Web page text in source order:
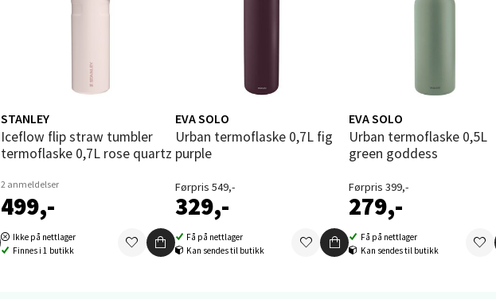
STANLEY
Iceflow flip straw tumbler
termoflaske 0,7L rose quartz
2 anmeldelser
499,-
Ikke på nettlager
Finnes i 1 butikk
EVA SOLO
Urban termoflaske 0,7L fig
purple
Førpris 549,-
329,-
Få på nettlager
Kan sendes til butikk
EVA SOLO
Urban termoflaske 0,5L
green goddess
Førpris 399,-
279,-
Få på nettlager
Kan sendes til butikk
Orkanger - Thon Senter Orkanger
Thon Senter Orkanger, Orkdalsveien 113, 7300 Orkanger
Sandvika - Thon Senter Sandvika